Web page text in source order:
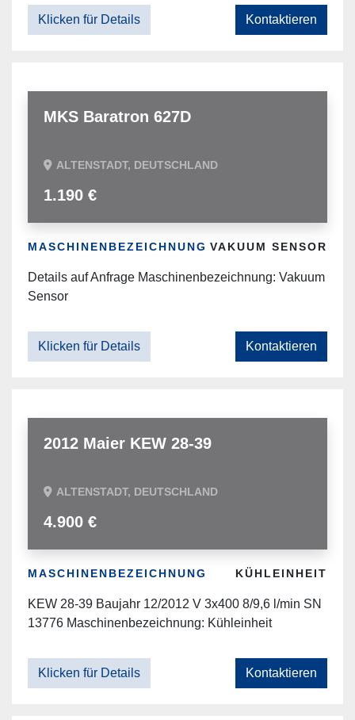
Klicken für Details Kontaktieren
MKS Baratron 627D
ALTENSTADT, DEUTSCHLAND
1.190 €
MASCHINENBEZEICHNUNG VAKUUM SENSOR
Details auf Anfrage Maschinenbezeichnung: Vakuum
Sensor
Klicken für Details Kontaktieren
2012 Maier KEW 28-39
ALTENSTADT, DEUTSCHLAND
4.900 €
MASCHINENBEZEICHNUNG KÜHLEINHEIT
KEW 28-39 Baujahr 12/2012 V 3x400 8/9,6 l/min SN
13776 Maschinenbezeichnung: Kühleinheit
Klicken für Details Kontaktieren